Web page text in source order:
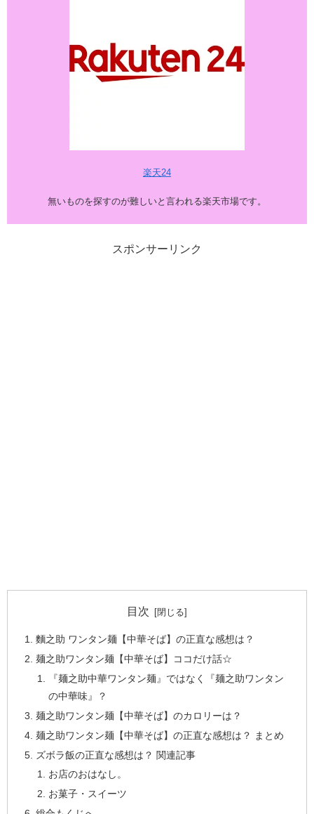
楽天24
無いものを探すのが難しいと言われる楽天市場です。
スポンサーリンク
目次
麵之助 ワンタン麺【中華そば】の正直な感想は？
麺之助ワンタン麺【中華そば】ココだけ話☆
『麺之助中華ワンタン麺』ではなく『麺之助ワンタン
の中華味』？
麺之助ワンタン麺【中華そば】のカロリーは？
麺之助ワンタン麺【中華そば】の正直な感想は？ まとめ
ズボラ飯の正直な感想は？ 関連記事
お店のおはなし。
お菓子・スイーツ